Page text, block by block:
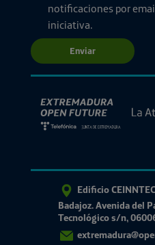
notificaciones por
iniciativa.
Enviar
Edificio
Badajoz. Avenida del
Tecnológico s/n,